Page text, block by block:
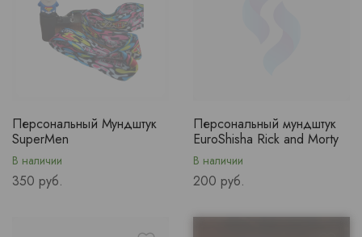
Персональный Мундштук
SuperMen
В наличии
Price
350 руб.
Персональный мундштук
EuroShisha Rick and Morty
В наличии
Price
200 руб.